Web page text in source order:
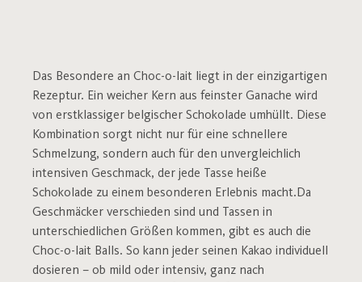
Das Besondere an Choc-o-lait liegt in der einzigartigen
Rezeptur. Ein weicher Kern aus feinster Ganache wird
von erstklassiger belgischer Schokolade umhüllt. Diese
Kombination sorgt nicht nur für eine schnellere
Schmelzung, sondern auch für den unvergleichlich
intensiven Geschmack, der jede Tasse heiße
Schokolade zu einem besonderen Erlebnis macht.Da
Geschmäcker verschieden sind und Tassen in
unterschiedlichen Größen kommen, gibt es auch die
Choc-o-lait Balls. So kann jeder seinen Kakao individuell
dosieren – ob mild oder intensiv, ganz nach